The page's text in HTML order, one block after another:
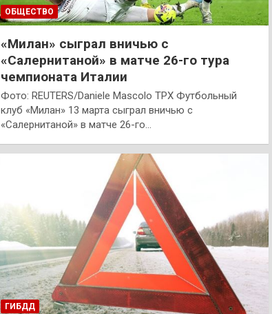
ОБЩЕСТВО
«Милан» сыграл вничью с
«Салернитаной» в матче 26-го тура
чемпионата Италии
Фото: REUTERS/Daniele Mascolo TPX Футбольный
клуб «Милан» 13 марта сыграл вничью с
«Салернитаной» в матче 26-го…
ГИБДД